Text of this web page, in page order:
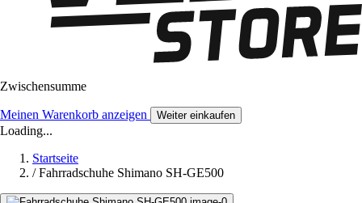
Zwischensumme
Meinen Warenkorb anzeigen Weiter einkaufen
Loading...
Startseite
/ Fahrradschuhe Shimano SH-GE500